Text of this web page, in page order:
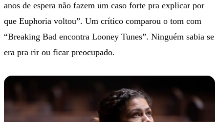
anos de espera não fazem um caso forte pra explicar por
que Euphoria voltou”. Um crítico comparou o tom com
“Breaking Bad encontra Looney Tunes”. Ninguém sabia se
era pra rir ou ficar preocupado.